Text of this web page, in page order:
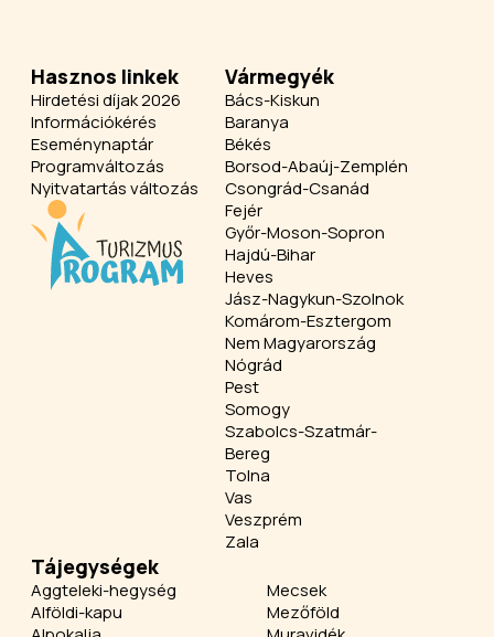
Hasznos linkek
Hirdetési díjak 2026
Információkérés
Eseménynaptár
Programváltozás
Nyitvatartás változás
Vármegyék
Bács-Kiskun
Baranya
Békés
Borsod-Abaúj-Zemplén
Csongrád-Csanád
Fejér
Győr-Moson-Sopron
Hajdú-Bihar
Heves
Jász-Nagykun-Szolnok
Komárom-Esztergom
Nem Magyarország
Nógrád
Pest
Somogy
Szabolcs-Szatmár-
Bereg
Tolna
Vas
Veszprém
Zala
Tájegységek
Aggteleki-hegység
Alföldi-kapu
Mecsek
Mezőföld